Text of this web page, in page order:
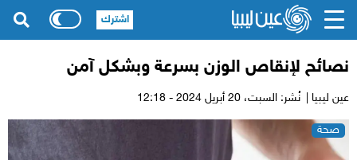
نصائح لإنقاص الوزن بسرعة وبشكل آمن
عين ليبيا | نُشر: السبت،
صحة
اشترك